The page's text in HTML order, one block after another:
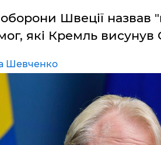
Швеції
які Кремль
Шевченко